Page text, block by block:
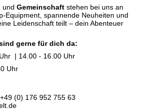
und Gemeinschaft stehen bei uns an
Equipment, spannende Neuheiten und
Leidenschaft teilt – dein Abenteuer
gerne für dich da:
| 14.00 - 16.00 Uhr
Uhr
+49 (0) 176 952 755 63